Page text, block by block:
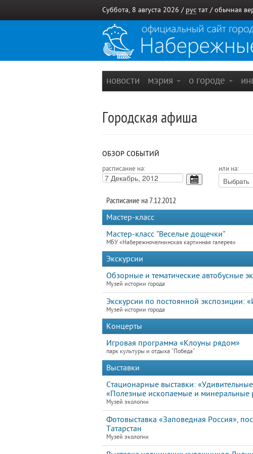
Суббота, 8 августа 2026 / рус тат / обычная
новости мэрия о городе
Городская афиша
ОБЗОР СОБЫТИЙ
расписание на: или на:
Расписание на 7.12.2012
Мастер-класс
Мастер-класс "Веселые дощечки"
МБУ «Набережночелнинская картинная галерея»
Экскурсии
Обзорные и тематические автобусные
Музей истории города
Экскурсии по постоянной экспозиции:
Музей истории города
Концерты
Игровая программа «Клоуны рядом»
парк культуры и отдыха "Победа"
Выставки
Стационарные выставки:
«Полезные ископаемые и
Музей экологии
Фотовыставка «Заповедная Россия»,
Татарстан
Музей экологии